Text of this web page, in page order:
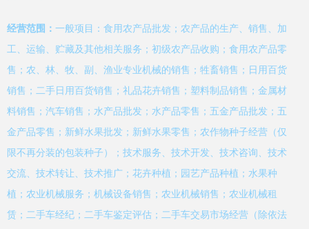
经营范围： 一般项目：食用农产品批发；农产品的生产、销售、加
工、运输、贮藏及其他相关服务；初级农产品收购；食用农产品零
售；农、林、牧、副、渔业专业机械的销售；牲畜销售；日用百货
销售；二手日用百货销售；礼品花卉销售；塑料制品销售；金属材
料销售；汽车销售；水产品批发；水产品零售；五金产品批发；五
金产品零售；新鲜水果批发；新鲜水果零售；农作物种子经营（仅
限不再分装的包装种子）；技术服务、技术开发、技术咨询、技术
交流、技术转让、技术推广；花卉种植；园艺产品种植；水果种
植；农业机械服务；机械设备销售；农业机械销售；农业机械租
赁；二手车经纪；二手车鉴定评估；二手车交易市场经营（除依法